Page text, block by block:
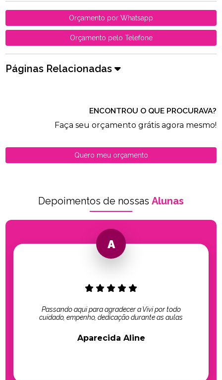
Orçamento por Whatsapp
Orçamento pelo Telefone
Páginas Relacionadas
ENCONTROU O QUE PROCURAVA?
Faça seu orçamento grátis agora mesmo!
Quero meu orçamento
Depoimentos de nossas Alunas
Passando aqui para agradecer a Vivi por todo
cuidado, empenho, dedicação durante as aulas
Aparecida Aline